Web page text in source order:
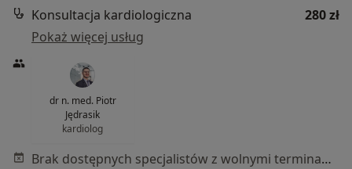
Konsultacja kardiologiczna
280 zł
Pokaż więcej usług
dr n. med. Piotr
Jędrasik
kardiolog
Brak dostępnych specjalistów z wolnymi terminami w tym centrum medycznym.